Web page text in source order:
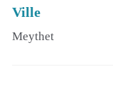
Ville
Meythet